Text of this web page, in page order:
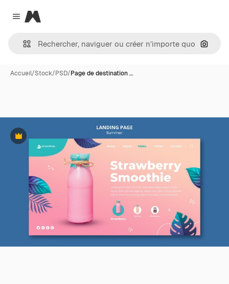
Close menu
Magnific
Accueil/Stock/PSD/Page de destination …
Premium